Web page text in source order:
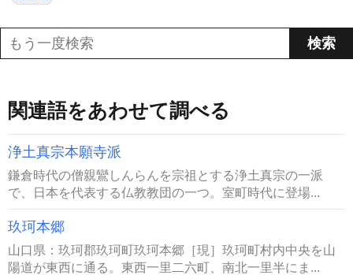
関連語をあわせて調べる
浄土真宗本願寺派
鎌倉時代の僧親鸞しんらんを宗祖とする浄土真宗の一派
で、日本を代表する仏教教団の一つ。室町時代に登場...
玖珂本郷
山口県：玖珂郡玖珂町玖珂本郷［現］玖珂町村内中央を山
陽道が東西に通る。東西一里二六町、南北一里半にま...